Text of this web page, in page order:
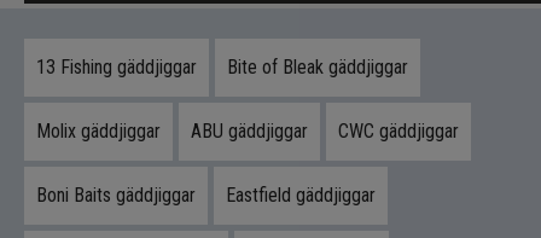
över vass, grynnor och grundflak där de stora
gäddorna ofta jagar.
finish gör McRubber 21cm till ett av de mest
pålitliga big-bait-alternativen för seriösa
gäddfiskare som vill maximera sina chanser på
drömfisken.
13 Fishing gäddjiggar Bite of Bleak gäddjiggar
Molix gäddjiggar ABU gäddjiggar CWC gäddjiggar
Boni Baits gäddjiggar Eastfield gäddjiggar